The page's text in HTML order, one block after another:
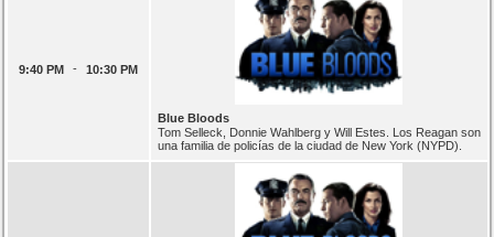
9:40 PM - 10:30 PM
Blue Bloods
Tom Selleck, Donnie Wahlberg y Will Estes. Los Reagan son
una familia de policías de la ciudad de New York (NYPD).